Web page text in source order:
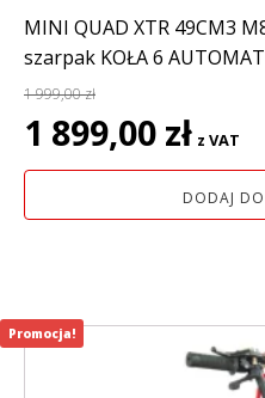
MINI QUAD XTR 49CM3
szarpak KOŁA 6
1 999,00zł
Pierwotna
cena
wynosiła:
1 899,00 zł cena
wynosi:
1
z VAT
DODAJ
Promocja!